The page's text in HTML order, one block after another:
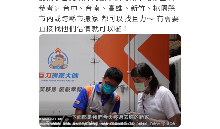
參考✨ 台中、台南、高雄、新竹、桃園縣
市內或跨縣市搬家 都可以找巨力～ 有需要
直接找他們估價就可以囉！